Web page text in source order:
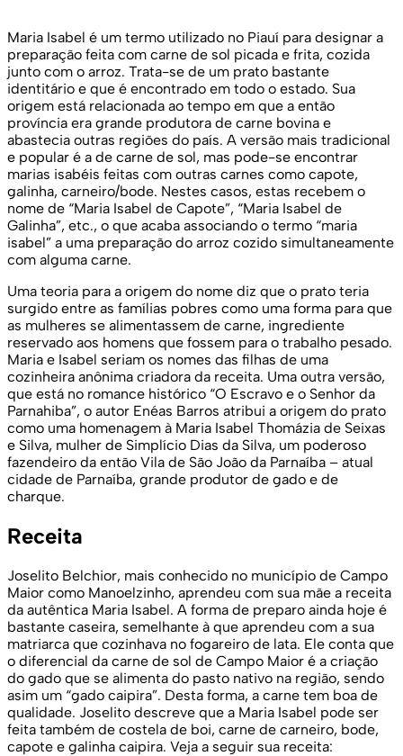
Maria Isabel é um termo utilizado no Piauí para designar a
preparação feita com carne de sol picada e frita, cozida
junto com o arroz. Trata-se de um prato bastante
identitário e que é encontrado em todo o estado. Sua
origem está relacionada ao tempo em que a então
província era grande produtora de carne bovina e
abastecia outras regiões do país. A versão mais tradicional
e popular é a de carne de sol, mas pode-se encontrar
marias isabéis feitas com outras carnes como capote,
galinha, carneiro/bode. Nestes casos, estas recebem o
nome de “Maria Isabel de Capote”, “Maria Isabel de
Galinha”, etc., o que acaba associando o termo “maria
isabel” a uma preparação do arroz cozido simultaneamente
com alguma carne.
Uma teoria para a origem do nome diz que o prato teria
surgido entre as famílias pobres como uma forma para que
as mulheres se alimentassem de carne, ingrediente
reservado aos homens que fossem para o trabalho pesado.
Maria e Isabel seriam os nomes das filhas de uma
cozinheira anônima criadora da receita. Uma outra versão,
que está no romance histórico “O Escravo e o Senhor da
Parnahiba”, o autor Enéas Barros atribui a origem do prato
como uma homenagem à Maria Isabel Thomázia de Seixas
e Silva, mulher de Simplício Dias da Silva, um poderoso
fazendeiro da então Vila de São João da Parnaíba – atual
cidade de Parnaíba, grande produtor de gado e de
charque.
Receita
Joselito Belchior, mais conhecido no município de Campo
Maior como Manoelzinho, aprendeu com sua mãe a receita
da autêntica Maria Isabel. A forma de preparo ainda hoje é
bastante caseira, semelhante à que aprendeu com a sua
matriarca que cozinhava no fogareiro de lata. Ele conta que
o diferencial da carne de sol de Campo Maior é a criação
do gado que se alimenta do pasto nativo na região, sendo
asim um “gado caipira”. Desta forma, a carne tem boa de
qualidade. Joselito descreve que a Maria Isabel pode ser
feita também de costela de boi, carne de carneiro, bode,
capote e galinha caipira. Veja a seguir sua receita: